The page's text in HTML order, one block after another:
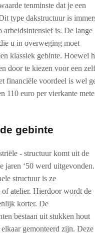
tenminste dat je een
type dakstructuur is
arbeidsintensief is. De lange
u in overweging moet
klassiek gebinte.
door te kiezen voor een
financiële voordeel is wel
110 euro per vierkante
gebinte
- structuur komt uit de
jaren ‘50 werd uitgevonden.
structuur is ze
atelier. Hierdoor wordt de
korter. De
bestaan uit stukken hout
gemonteerd zijn. Deze